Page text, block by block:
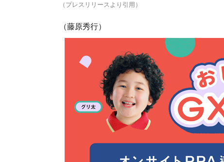
（プレスリリースより引用）
（藤原秀行）